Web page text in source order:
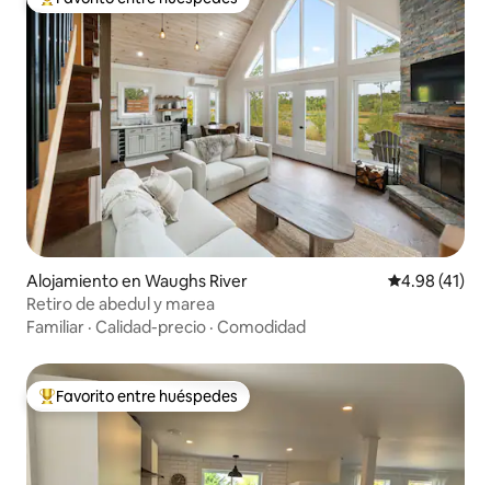
Favorito entre huéspedes preferido
Alojamiento en Waughs River Calificación
4.98 (41)
Retiro de abedul y marea
Familiar · Calidad-precio · Comodidad
Favorito entre huéspedes preferido
Favorito entre huéspedes